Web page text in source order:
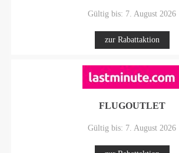
Gültig bis: 7. August 2026
zur Rabattaktion
FLUGOUTLET
Gültig bis: 7. August 2026